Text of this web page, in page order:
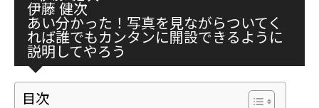
伊藤 健次
あい分かった！写真を見ながらついてく
れば誰でもカンタンに開設できるように
説明してやろう
目次